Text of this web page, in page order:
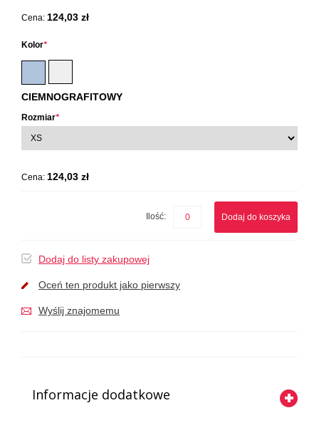
Cena: 124,03 zł
*
Kolor
CIEMNOGRAFITOWY
*
Rozmiar
Cena: 124,03 zł
Ilość: Dodaj do koszyka
Dodaj do listy zakupowej
Oceń ten produkt jako pierwszy
Wyślij znajomemu
Informacje dodatkowe